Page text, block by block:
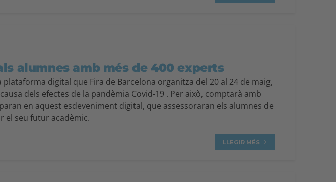
alumnes amb més de 400 experts
digital que Fira de Barcelona organitza del 20 al 24 de maig,
dels efectes de la pandèmia Covid-19 . Per això, comptarà amb
en aquest esdeveniment digital, que assessoraran els alumnes de
el seu futur acadèmic.
LLEGIR MÉS